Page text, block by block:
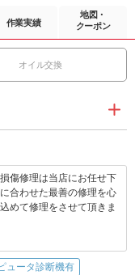
作業実績
地図・
クーポン
オイル交換
傷修理は当店にお任せ下
合わせた最善の修理を心
めて修理をさせて頂きま
ュータ診断機有